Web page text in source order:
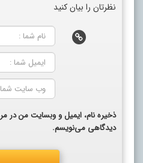
نظرتان را بیان کنید
ذخیره نام، ایمیل و وبسایت من در
دیدگاهی می‌نویسم.